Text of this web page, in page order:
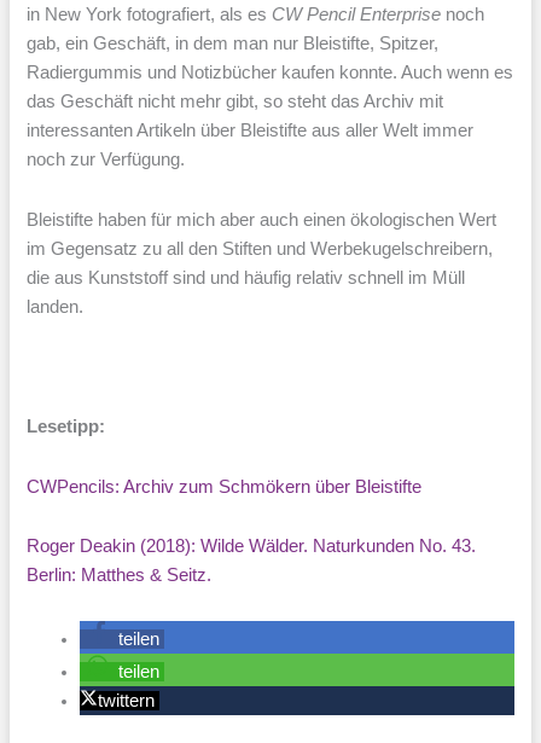
in New York fotografiert, als es CW Pencil Enterprise noch
gab, ein Geschäft, in dem man nur Bleistifte, Spitzer,
Radiergummis und Notizbücher kaufen konnte. Auch wenn es
das Geschäft nicht mehr gibt, so steht das Archiv mit
interessanten Artikeln über Bleistifte aus aller Welt immer
noch zur Verfügung.
Bleistifte haben für mich aber auch einen ökologischen Wert
im Gegensatz zu all den Stiften und Werbekugelschreibern,
die aus Kunststoff sind und häufig relativ schnell im Müll
landen.
Lesetipp:
CWPencils: Archiv zum Schmökern über Bleistifte
Roger Deakin (2018): Wilde Wälder. Naturkunden No. 43.
Berlin: Matthes & Seitz.
teilen
teilen
twittern